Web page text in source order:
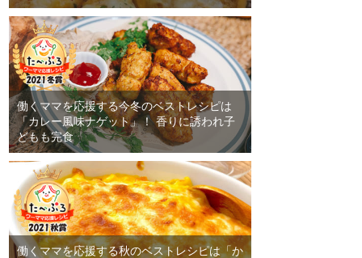
働くママを応援する今冬のベストレシピは
「カレー風味ナゲット」！ 香りに誘われ子
どもも完食
働くママを応援する秋のベストレシピは「か